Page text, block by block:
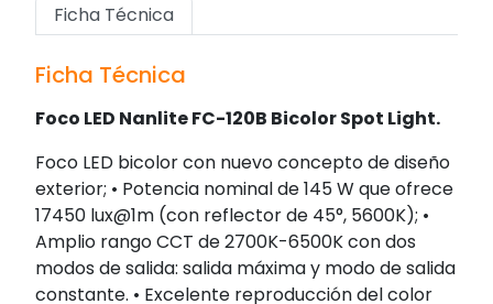
Ficha Técnica
Ficha Técnica
Foco LED Nanlite FC-120B Bicolor Spot Light.
Foco LED bicolor con nuevo concepto de diseño
exterior; • Potencia nominal de 145 W que ofrece
17450 lux@1m (con reflector de 45°, 5600K); •
Amplio rango CCT de 2700K-6500K con dos
modos de salida: salida máxima y modo de salida
constante. • Excelente reproducción del color